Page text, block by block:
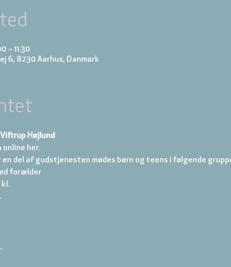
– 11.30
6, 8230 Aarhus, Danmark
Højlund
online her.
en del af gudstjenesten mødes børn og teens i følgende
forælder
kl.